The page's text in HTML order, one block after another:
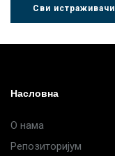
Сви истраживачи
Насловна
О нама
Репозиторијум